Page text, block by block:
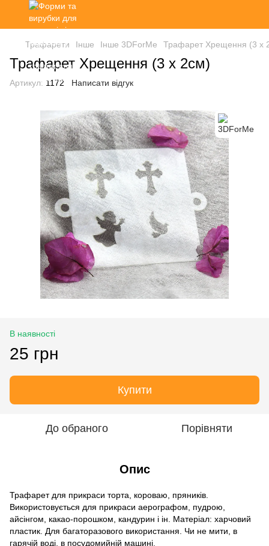
Трафарети Інше Інше 3DForMe Трафарет Хрещення (3 х
Трафарет Хрещення (3 х 2см)
Артикул: 1172 Написати відгук
В наявності
25 грн
Купити
До обраного Порівняти
Опис
Трафарет для прикраси торта, короваю, пряників.
Використовується для прикраси аерографом, пудрою,
айсінгом, какао-порошком, кандурин і ін. Матеріал: харчовий
пластик. Для багаторазового використання. Чи не мити, в
гарячій воді, в посудомийній машині.